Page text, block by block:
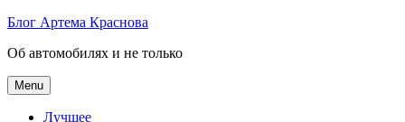
Skip
content
Блог Артема Краснова
Об автомобилях и не только
Menu
Лучшее